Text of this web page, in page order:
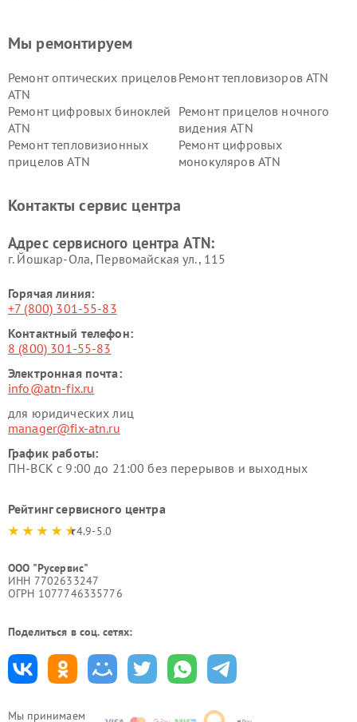
Мы принимаем
Мы ремонтируем
Ремонт оптических прицелов
ATN
Ремонт тепловизоров ATN
Ремонт цифровых биноклей
ATN
Ремонт прицелов ночного
видения ATN
Ремонт тепловизионных
прицелов ATN
Ремонт цифровых
монокуляров ATN
Контакты сервис центра
Адрес сервисного центра ATN:
г. Йошкар-Ола, Первомайская ул., 115
Горячая линия:
+7 (800) 301-55-83
Контактный телефон:
8 (800) 301-55-83
Электронная почта:
info@atn-fix.ru
для юридических лиц
manager@fix-atn.ru
График работы:
ПН-ВСК с 9:00 до 21:00 без перерывов и выходных
Рейтинг сервисного центра
4.9-5.0
ООО "Русервис"
ИНН 7702633247
ОГРН 1077746335776
Поделиться в соц. сетях: